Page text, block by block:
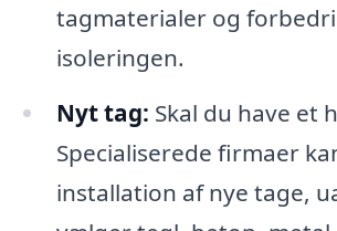
tagmaterialer og
isoleringen.
Nyt tag: Skal du have et
Specialiserede firmaer
installation af nye tage,